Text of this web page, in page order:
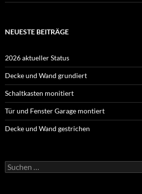
NEUESTE BEITRÄGE
2026 aktueller Status
Decke und Wand grundiert
Schaltkasten monitiert
Tür und Fenster Garage montiert
Decke und Wand gestrichen
Suche
nach: